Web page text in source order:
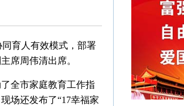
育人有效模式，部署
席周伟清出席。
全市家庭教育工作指
场还发布了“17幸福家